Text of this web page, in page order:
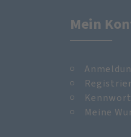
Mein
Meine